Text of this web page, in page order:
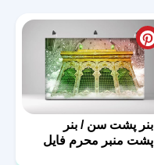
بنر پشت سن / بنر
پشت منبر محرم فایل